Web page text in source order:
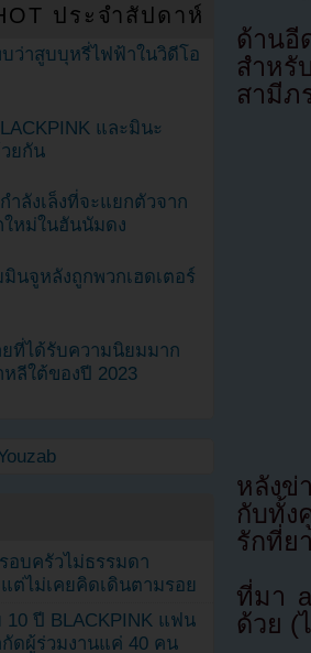
ด้านอี
สำหรั
สามีภ
หลังข่
กับทั้ง
รักที่ย
ที่มา
ด้วย (
ประจำสัปดาห์
ว่าสูบบุหรี่ไฟฟ้าในวิดีโอ
และมินะ
ยกัน
ำลังเล็งที่จะแยกตัวจาก
หม่ในฮันนัมดง
นจูหลังถูกพวกเฮดเตอร์
ที่ได้รับความนิยมมาก
ลีใต้ของปี 2023
อบครัวไม่ธรรมดา
ต่ไม่เคยคิดเดินตามรอย
10 ปี BLACKPINK แฟน
ดผู้ร่วมงานแค่ 40 คน